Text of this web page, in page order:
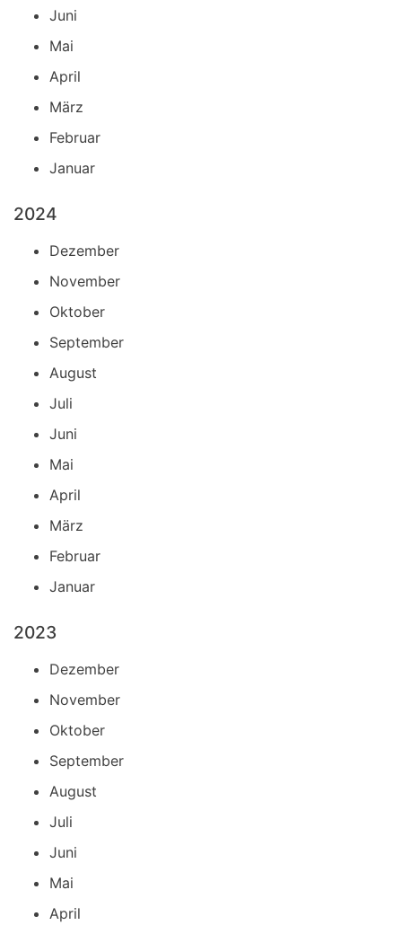
Juni
Mai
April
März
Februar
Januar
2024
Dezember
November
Oktober
September
August
Juli
Juni
Mai
April
März
Februar
Januar
2023
Dezember
November
Oktober
September
August
Juli
Juni
Mai
April